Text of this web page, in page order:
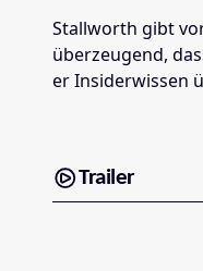
Stallworth gibt
überzeugend,
er Insiderwissen
Trailer